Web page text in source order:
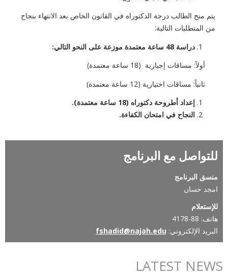
يتم منح الطالب درجة الدكتوراه في القانون الخاص بعد الانتهاء بنجاح
من المتطلبات التالية:
دراسة 48 ساعة معتمدة موزعة على النحو التالي
:
أولاً: مساقات إجبارية (18 ساعة معتمدة)
ثانياً: مساقات اختيارية (12 ساعة معتمدة)
إعداد أطروحة دكتوراه (18 ساعة معتمدة).
النجاح في امتحان الكفاءة.
للتواصل مع البرنامج
منسق البرنامج
امجد حسان
للإستعلام
هاتف: 88-4178
البريد الإلكتروني: fshadid@najah.edu
LATEST NEWS